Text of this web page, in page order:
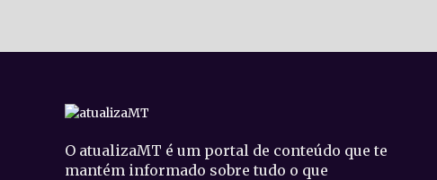
O atualizaMT é um portal de conteúdo que te
mantém informado sobre tudo o que